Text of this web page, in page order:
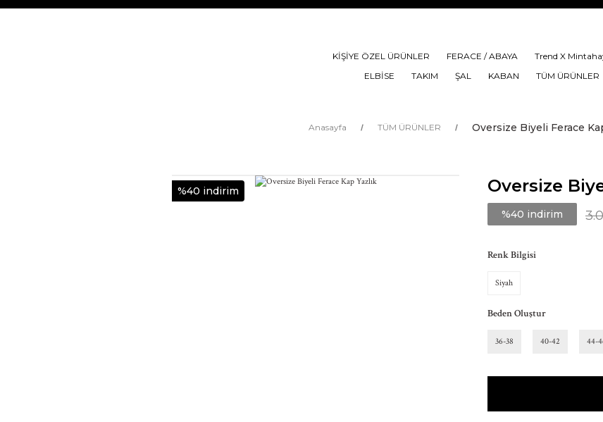
KİŞİYE ÖZEL ÜRÜNLER FERACE / ABAYA
Trend X
ELBİSE
TAKIM ŞAL KABAN TÜM ÜRÜNLER
Anasayfa TÜM ÜRÜNLER Oversize Biyeli Ferace
%40 indirim Oversize
%40 indirim
Renk Bilgisi
Siyah
Beden Oluştur
36-38 40-42 44-